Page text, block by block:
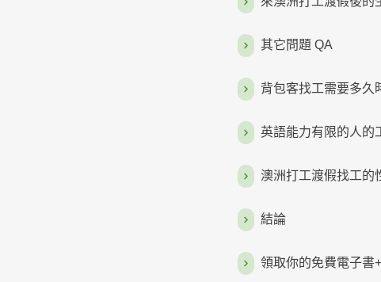
其它問題 QA
背包客找工需要多久
英語能力有限的人的
澳洲打工渡假找工的
結論
領取你的免費電子書